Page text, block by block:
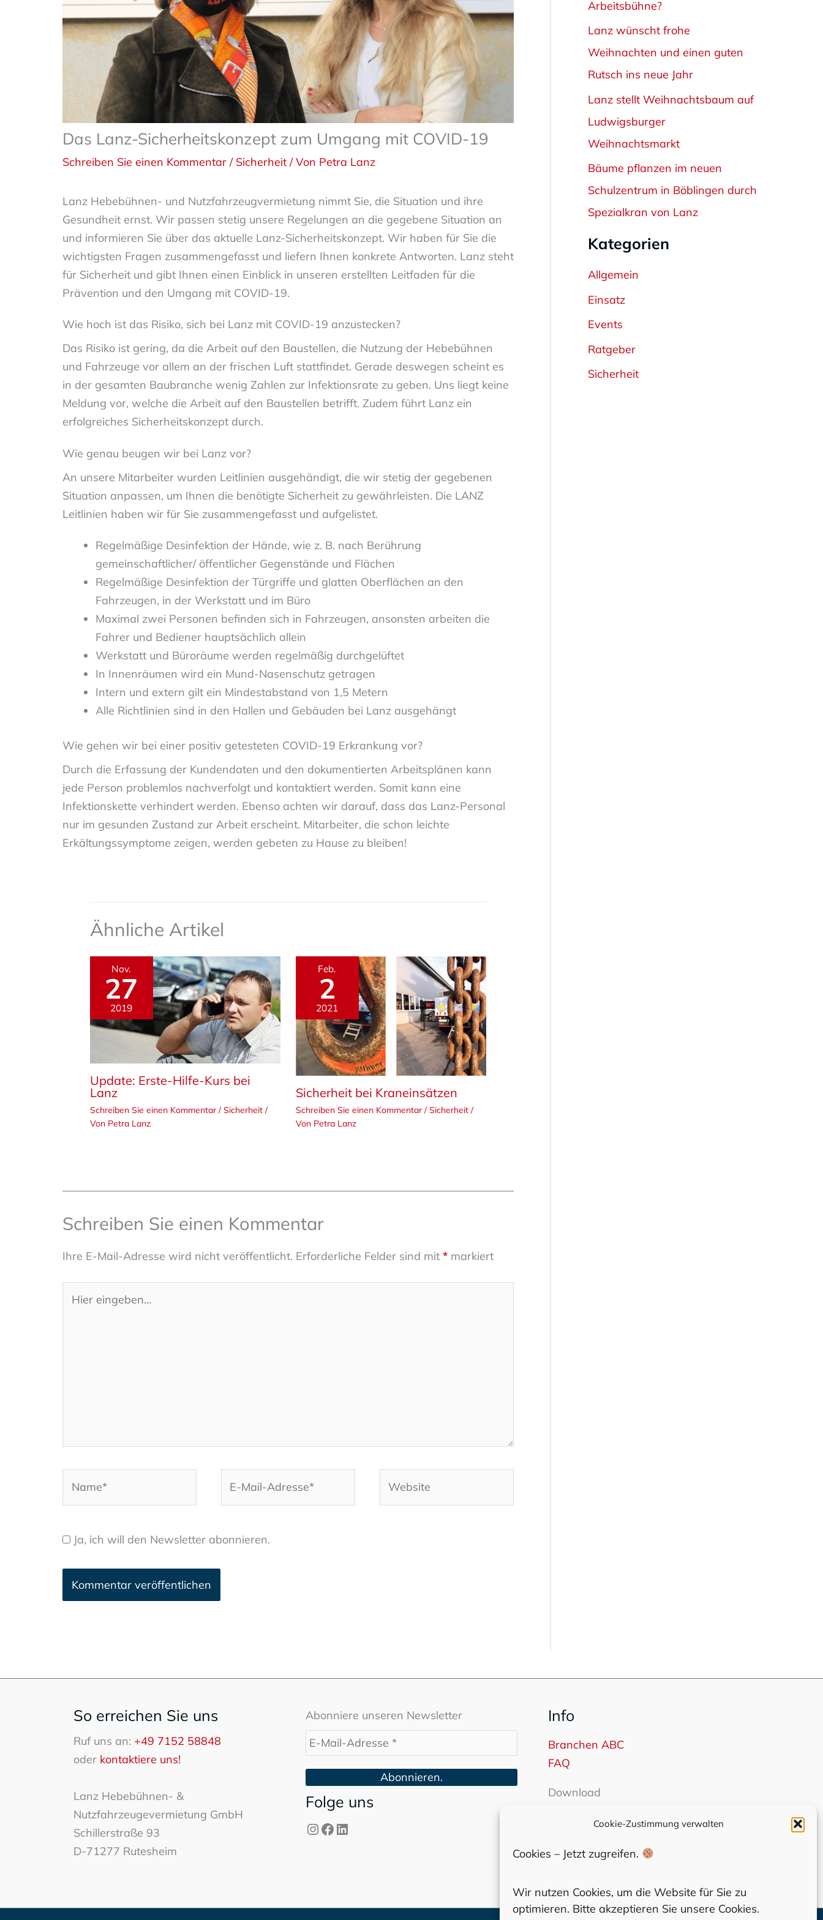
Cookie-Zustimmung verwalten
Cookies – Jetzt zugreifen.
Wir nutzen Cookies, um die Website für Sie zu
optimieren. Bitte akzeptieren Sie unsere Cookies.
Das Lanz-Sicherheitskonzept zum Umgang mit COVID-19
Schreiben Sie einen Kommentar / Sicherheit / Von Petra Lanz
Lanz Hebebühnen- und Nutzfahrzeugvermietung nimmt Sie, die Situation und ihre
Gesundheit ernst. Wir passen stetig unsere Regelungen an die gegebene Situation an
und informieren Sie über das aktuelle Lanz-Sicherheitskonzept. Wir haben für Sie die
wichtigsten Fragen zusammengefasst und liefern Ihnen konkrete Antworten. Lanz steht
für Sicherheit und gibt Ihnen einen Einblick in unseren erstellten Leitfaden für die
Prävention und den Umgang mit COVID-19.
Wie hoch ist das Risiko, sich bei Lanz mit COVID-19 anzustecken?
Das Risiko ist gering, da die Arbeit auf den Baustellen, die Nutzung der Hebebühnen
und Fahrzeuge vor allem an der frischen Luft stattfindet. Gerade deswegen scheint es
in der gesamten Baubranche wenig Zahlen zur Infektionsrate zu geben. Uns liegt keine
Meldung vor, welche die Arbeit auf den Baustellen betrifft. Zudem führt Lanz ein
erfolgreiches Sicherheitskonzept durch.
Wie genau beugen wir bei Lanz vor?
An unsere Mitarbeiter wurden Leitlinien ausgehändigt, die wir stetig der gegebenen
Situation anpassen, um Ihnen die benötigte Sicherheit zu gewährleisten. Die LANZ
Leitlinien haben wir für Sie zusammengefasst und aufgelistet.
Regelmäßige Desinfektion der Hände, wie z. B. nach Berührung
gemeinschaftlicher/ öffentlicher Gegenstände und Flächen
Regelmäßige Desinfektion der Türgriffe und glatten Oberflächen an den
Fahrzeugen, in der Werkstatt und im Büro
Maximal zwei Personen befinden sich in Fahrzeugen, ansonsten arbeiten die
Fahrer und Bediener hauptsächlich allein
Werkstatt und Büroräume werden regelmäßig durchgelüftet
In Innenräumen wird ein Mund-Nasenschutz getragen
Intern und extern gilt ein Mindestabstand von 1,5 Metern
Alle Richtlinien sind in den Hallen und Gebäuden bei Lanz ausgehängt
Wie gehen wir bei einer positiv getesteten COVID-19 Erkrankung vor?
Durch die Erfassung der Kundendaten und den dokumentierten Arbeitsplänen kann
jede Person problemlos nachverfolgt und kontaktiert werden. Somit kann eine
Infektionskette verhindert werden. Ebenso achten wir darauf, dass das Lanz-Personal
nur im gesunden Zustand zur Arbeit erscheint. Mitarbeiter, die schon leichte
Erkältungssymptome zeigen, werden gebeten zu Hause zu bleiben!
Ähnliche Artikel
Nov.
27
2019
Update: Erste-Hilfe-Kurs bei
Lanz
Schreiben Sie einen Kommentar /Sicherheit /
Von Petra Lanz
Feb.
2
2021
Sicherheit bei Kraneinsätzen
Schreiben Sie einen Kommentar /Sicherheit /
Von Petra Lanz
Schreiben Sie einen Kommentar
Ihre E-Mail-Adresse wird nicht veröffentlicht. Erforderliche Felder sind mit * markiert
eingeben…
Ja, ich will den Newsletter abonnieren.
n
a
c
h
:
Arbeitsbühne?
Lanz wünscht frohe
Weihnachten und einen guten
Rutsch ins neue Jahr
Lanz stellt Weihnachtsbaum auf
Ludwigsburger
Weihnachtsmarkt
Bäume pflanzen im neuen
Schulzentrum in Böblingen durch
Spezialkran von Lanz
Kategorien
Allgemein
Einsatz
Events
Ratgeber
Sicherheit
So erreichen Sie uns
Ruf uns an: +49 7152 58848
oder kontaktiere uns!
Lanz Hebebühnen- &
Nutzfahrzeugevermietung GmbH
Schillerstraße 93
D-71277 Rutesheim
Abonniere unseren Newsletter
Folge uns
Instagram
Facebook
LinkedIn
Info
Branchen ABC
FAQ
Download